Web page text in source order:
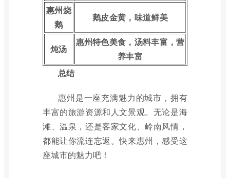
惠州烧
鹅
鹅皮金黄，味道鲜美
炖汤
惠州特色美食，汤料丰富，营
养丰富
总结
惠州是一座充满魅力的城市，拥有
丰富的旅游资源和人文景观。无论是海
滩、温泉，还是客家文化、岭南风情，
都能让你流连忘返。快来惠州，感受这
座城市的魅力吧！